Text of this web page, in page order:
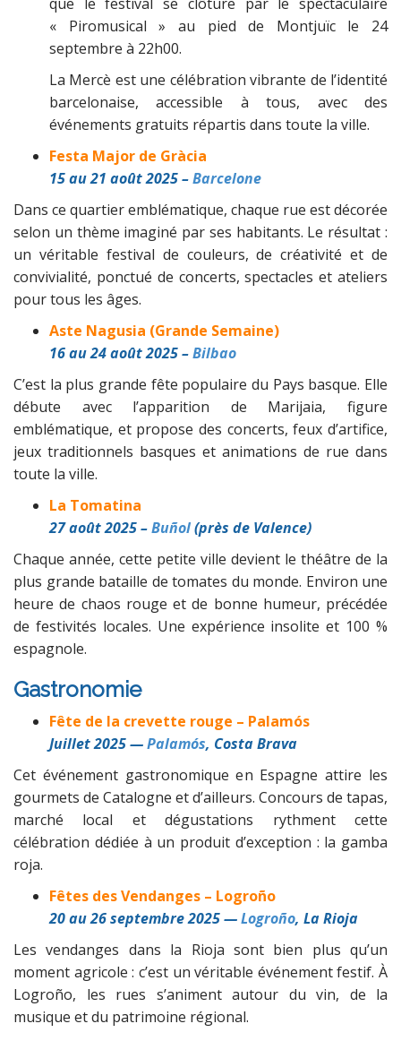
« Piromusical » au pied de Montjuïc le 24
septembre à 22h00.
La Mercè est une célébration vibrante de l’identité
barcelonaise, accessible à tous, avec des
événements gratuits répartis dans toute la ville.
Festa Major de Gràcia
15 au 21 août 2025 –Barcelone
Dans ce quartier emblématique, chaque rue est décorée
selon un thème imaginé par ses habitants. Le résultat :
un véritable festival de couleurs, de créativité et de
convivialité, ponctué de concerts, spectacles et ateliers
pour tous les âges.
Aste Nagusia (Grande Semaine)
16 au 24 août 2025 –Bilbao
C’est la plus grande fête populaire du Pays basque. Elle
débute avec l’apparition de Marijaia, figure
emblématique, et propose des concerts, feux d’artifice,
jeux traditionnels basques et animations de rue dans
toute la ville.
La Tomatina
27 août 2025 –Buñol(près de Valence)
Chaque année, cette petite ville devient le théâtre de la
plus grande bataille de tomates du monde. Environ une
heure de chaos rouge et de bonne humeur, précédée
de festivités locales. Une expérience insolite et 100 %
espagnole.
Gastronomie
Fête de la crevette rouge – Palamós
Juillet 2025 —Palamós, Costa Brava
Cet événement gastronomique en Espagne attire les
gourmets de Catalogne et d’ailleurs. Concours de tapas,
marché local et dégustations rythment cette
célébration dédiée à un produit d’exception : la gamba
roja.
Fêtes des Vendanges – Logroño
20 au 26 septembre 2025 —Logroño, La Rioja
Les vendanges dans la Rioja sont bien plus qu’un
moment agricole : c’est un véritable événement festif. À
Logroño, les rues s’animent autour du vin, de la
musique et du patrimoine régional.